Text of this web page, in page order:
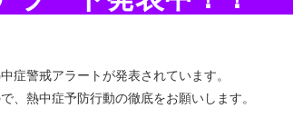
症警戒アラートが発表されています。
、熱中症予防行動の徹底をお願いします。